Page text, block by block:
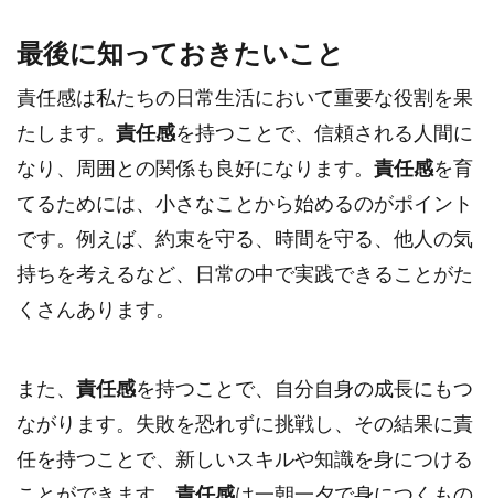
最後に知っておきたいこと
責任感は私たちの日常生活において重要な役割を果
たします。 責任感を持つことで、信頼される人間に
なり、周囲との関係も良好になります。 責任感を育
てるためには、小さなことから始めるのがポイント
です。例えば、約束を守る、時間を守る、他人の気
持ちを考えるなど、日常の中で実践できることがた
くさんあります。
また、 責任感を持つことで、自分自身の成長にもつ
ながります。失敗を恐れずに挑戦し、その結果に責
任を持つことで、新しいスキルや知識を身につける